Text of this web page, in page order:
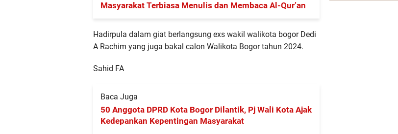
Masyarakat Terbiasa Menulis dan Membaca Al-Qur’an
Hadirpula dalam giat berlangsung exs wakil walikota bogor Dedi
A Rachim yang juga bakal calon Walikota Bogor tahun 2024.
Sahid FA
Baca Juga
50 Anggota DPRD Kota Bogor Dilantik, Pj Wali Kota Ajak
Kedepankan Kepentingan Masyarakat